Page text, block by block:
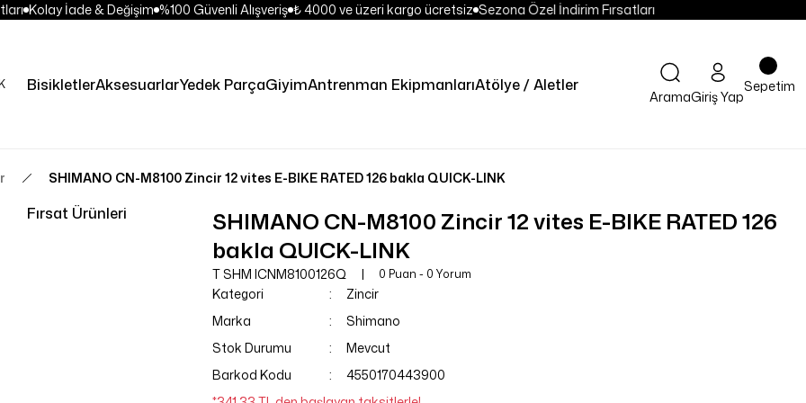
Kolay İade & Değişim %100 Güvenli Alışveriş ₺ 4000 ve üzeri kargo ücretsiz Sezona Özel İndirim Fırsatları
BisikletlerAksesuarlarYedek ParçaGiyimAntrenman EkipmanlarıAtölye / Aletler
Fırsat Ürünleri
AramaGiriş Yap
Sepetim
SHIMANO CN-M8100 Zincir 12 vites E-BIKE RATED 126 bakla QUICK-LINK
SHIMANO CN-M8100 Zincir 12 vites E-BIKE RATED 126
bakla QUICK-LINK
T SHM ICNM8100126Q 0 Puan - 0 Yorum
Kategori
Zincir
Marka
Shimano
Stok Durumu
Mevcut
Barkod Kodu
4550170443900